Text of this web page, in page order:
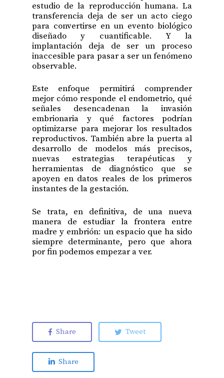
estudio de la reproducción humana. La
transferencia deja de ser un acto ciego
para convertirse en un evento biológico
diseñado y cuantificable. Y la
implantación deja de ser un proceso
inaccesible para pasar a ser un fenómeno
observable.
Este enfoque permitirá comprender
mejor cómo responde el endometrio, qué
señales desencadenan la invasión
embrionaria y qué factores podrían
optimizarse para mejorar los resultados
reproductivos. También abre la puerta al
desarrollo de modelos más precisos,
nuevas estrategias terapéuticas y
herramientas de diagnóstico que se
apoyen en datos reales de los primeros
instantes de la gestación.
Se trata, en definitiva, de una nueva
manera de estudiar la frontera entre
madre y embrión: un espacio que ha sido
siempre determinante, pero que ahora
por fin podemos empezar a ver.
Share Tweet
Share